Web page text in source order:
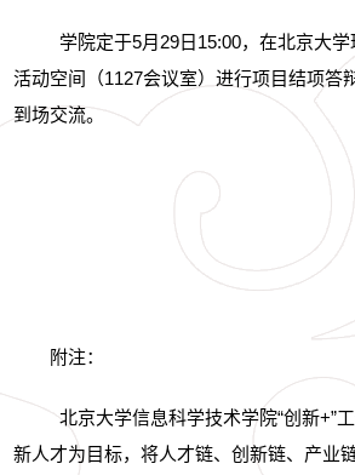
学院定于5月29日15:00，在北京大
活动空间（1127会议室）进行项目结项答
到场交流。
附注：
北京大学信息科学技术学院“创新+”
新人才为目标，将人才链、创新链、产业